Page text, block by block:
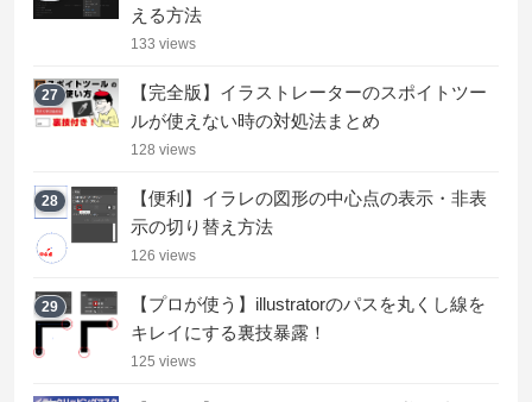
える方法
133 views
27
【完全版】イラストレーターのスポイトツー
ルが使えない時の対処法まとめ
128 views
28
【便利】イラレの図形の中心点の表示・非表
示の切り替え方法
126 views
29
【プロが使う】illustratorのパスを丸くし線を
キレイにする裏技暴露！
125 views